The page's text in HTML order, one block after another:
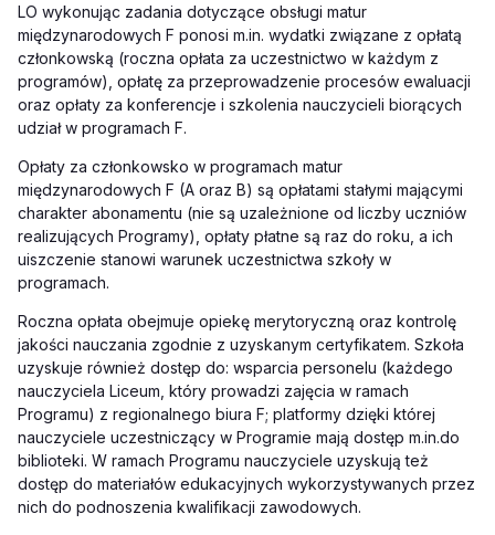
LO wykonując zadania dotyczące obsługi matur
międzynarodowych F ponosi m.in. wydatki związane z opłatą
członkowską (roczna opłata za uczestnictwo w każdym z
programów), opłatę za przeprowadzenie procesów ewaluacji
oraz opłaty za konferencje i szkolenia nauczycieli biorących
udział w programach F.
Opłaty za członkowsko w programach matur
międzynarodowych F (A oraz B) są opłatami stałymi mającymi
charakter abonamentu (nie są uzależnione od liczby uczniów
realizujących Programy), opłaty płatne są raz do roku, a ich
uiszczenie stanowi warunek uczestnictwa szkoły w
programach.
Roczna opłata obejmuje opiekę merytoryczną oraz kontrolę
jakości nauczania zgodnie z uzyskanym certyfikatem. Szkoła
uzyskuje również dostęp do: wsparcia personelu (każdego
nauczyciela Liceum, który prowadzi zajęcia w ramach
Programu) z regionalnego biura F; platformy dzięki której
nauczyciele uczestniczący w Programie mają dostęp m.in.do
biblioteki. W ramach Programu nauczyciele uzyskują też
dostęp do materiałów edukacyjnych wykorzystywanych przez
nich do podnoszenia kwalifikacji zawodowych.